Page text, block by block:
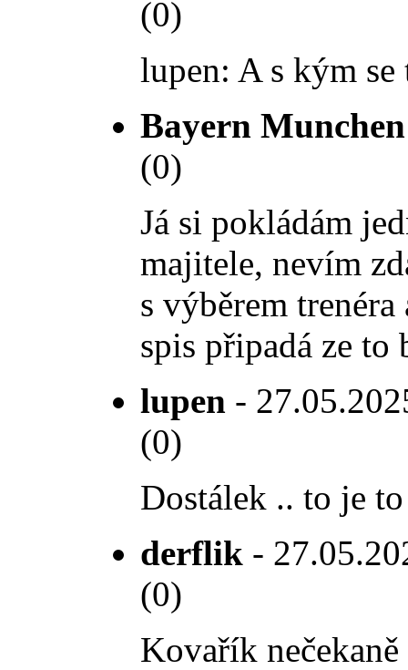
(0)
lupen: A s kým se
Bayern Munchen
(0)
Já si pokládám
majitele, nevím
s výběrem
spis připadá ze
lupen -
(0)
Dostálek .. to je
derflik -
(0)
Kovařík